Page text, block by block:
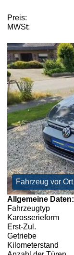
Preis:
MWSt:
Fahrzeug vor Ort
Allgemeine Daten:
Fahrzeugtyp
Karosserieform
Erst-Zul.
Getriebe
Kilometerstand